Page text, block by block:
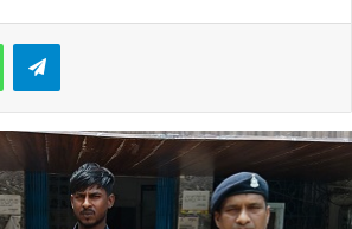
WhatsAppTelegram